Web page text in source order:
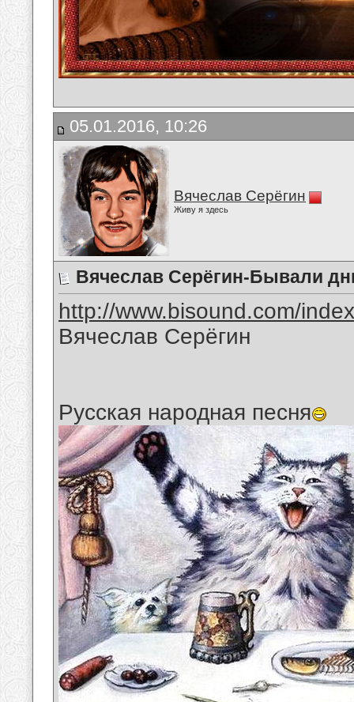
05.01.2016, 10:26
Вячеслав Серёгин
Живу я здесь
Вячеслав Серёгин-Бывали
http://www.bisound.com/
Вячеслав Серёгин
Русская народная песня